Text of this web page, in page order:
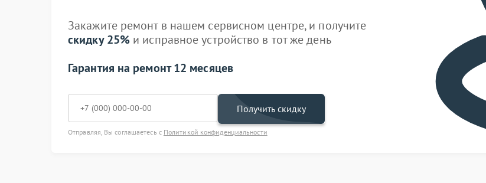
Закажите ремонт в нашем сервисном центре, и получите
скидку 25% и исправное устройство в тот же день
Гарантия на ремонт 12 месяцев
Получить скидку
Отправляя, Вы соглашаетесь с Политикой конфиденциальности